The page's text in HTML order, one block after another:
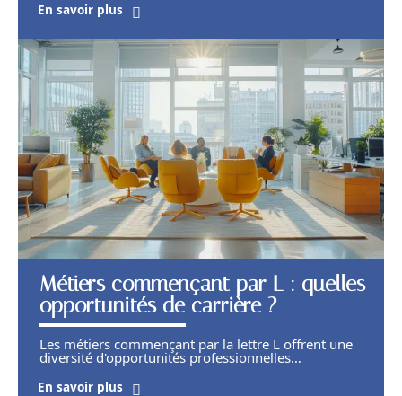
En savoir plus
Métiers commençant par L : quelles
opportunités de carrière ?
Les métiers commençant par la lettre L offrent une
diversité d'opportunités professionnelles…
En savoir plus